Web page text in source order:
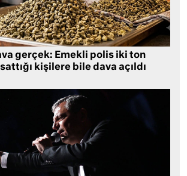
gerçek: Emekli polis iki ton
kişilere bile dava açıldı